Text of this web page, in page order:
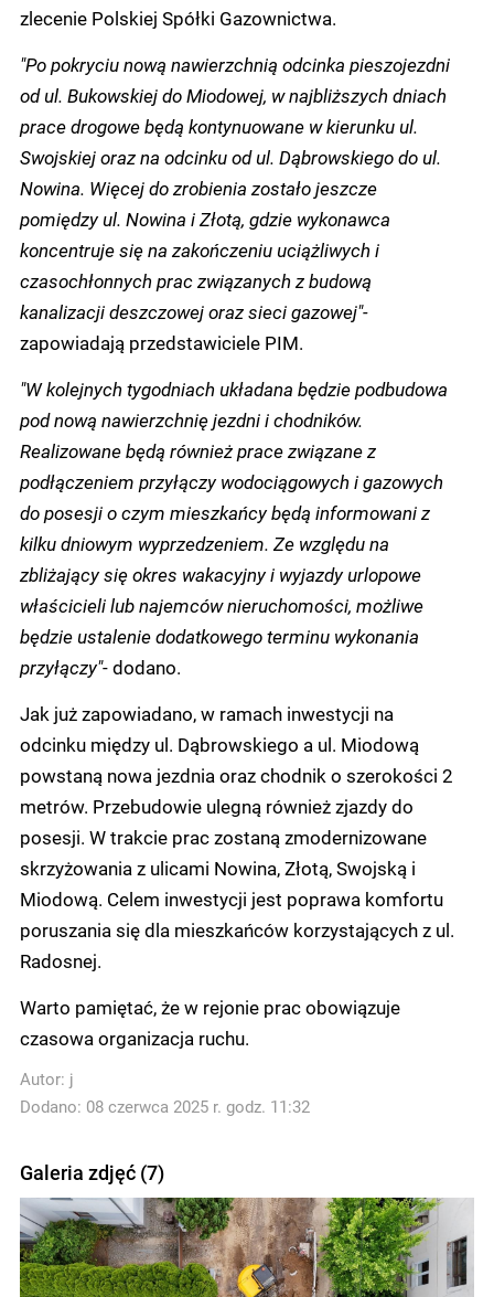
zlecenie Polskiej Spółki Gazownictwa.
"Po pokryciu nową nawierzchnią odcinka pieszojezdni
od ul. Bukowskiej do Miodowej, w najbliższych dniach
prace drogowe będą kontynuowane w kierunku ul.
Swojskiej oraz na odcinku od ul. Dąbrowskiego do ul.
Nowina. Więcej do zrobienia zostało jeszcze
pomiędzy ul. Nowina i Złotą, gdzie wykonawca
koncentruje się na zakończeniu uciążliwych i
czasochłonnych prac związanych z budową
kanalizacji deszczowej oraz sieci gazowej"-
zapowiadają przedstawiciele PIM.
"W kolejnych tygodniach układana będzie podbudowa
pod nową nawierzchnię jezdni i chodników.
Realizowane będą również prace związane z
podłączeniem przyłączy wodociągowych i gazowych
do posesji o czym mieszkańcy będą informowani z
kilku dniowym wyprzedzeniem. Ze względu na
zbliżający się okres wakacyjny i wyjazdy urlopowe
właścicieli lub najemców nieruchomości, możliwe
będzie ustalenie dodatkowego terminu wykonania
przyłączy"- dodano.
Jak już zapowiadano, w ramach inwestycji na
odcinku między ul. Dąbrowskiego a ul. Miodową
powstaną nowa jezdnia oraz chodnik o szerokości 2
metrów. Przebudowie ulegną również zjazdy do
posesji. W trakcie prac zostaną zmodernizowane
skrzyżowania z ulicami Nowina, Złotą, Swojską i
Miodową. Celem inwestycji jest poprawa komfortu
poruszania się dla mieszkańców korzystających z ul.
Radosnej.
Warto pamiętać, że w rejonie prac obowiązuje
czasowa organizacja ruchu.
Autor: j
Dodano: 08 czerwca 2025 r. godz. 11:32
Galeria zdjęć (7)